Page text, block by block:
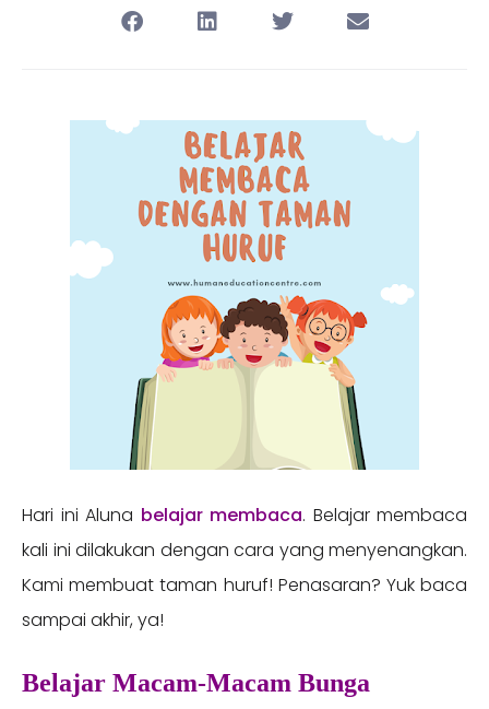
Hari ini Aluna belajar membaca. Belajar membaca
kali ini dilakukan dengan cara yang menyenangkan.
Kami membuat taman huruf! Penasaran? Yuk baca
sampai akhir, ya!
Belajar Macam-Macam Bunga